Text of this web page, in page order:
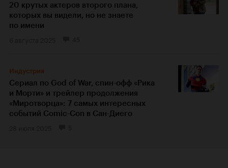
20 крутых актеров второго плана,
которых вы видели, но не знаете
по имени
Индустрия
Сериал по God of War, спин-офф «Рика
и Морти» и трейлер продолжения
«Миротворца»: 7 самых интересных
событий Comic-Con в Сан-Диего